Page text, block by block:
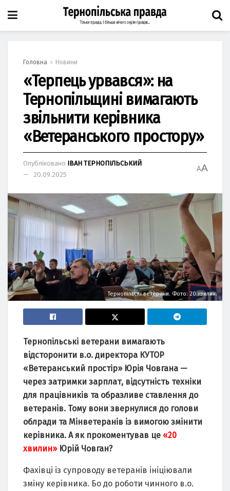
Головна Новини
«Терпець урвався»: на
Тернопільщині вимагають
звільнити керівника
«Ветеранського простору»
Опубліковано ІВАН ТЕРНОПІЛЬСЬКИЙ
20.09.2025
AA
Тернопільскі ветерани. Фото: 20 хвилин.
Тернопільські ветерани вимагають
відсторонити в.о. директора КУТОР
«Ветеранський простір» Юрія Човгана —
через затримки зарплат, відсутність техніки
для працівників та образливе ставлення до
ветеранів. Тому вони звернулися до голови
облради та Мінветеранів із вимогою змінити
керівника. А як прокоментував це «20
хвилин»Юрій Човган?
Фахівці із супроводу ветеранів ініціювали
зміну керівника. Бо до роботи чинного в.о.